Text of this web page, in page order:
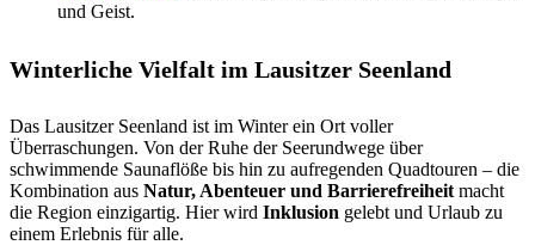
und Geist.
Winterliche Vielfalt im Lausitzer Seenland
Das Lausitzer Seenland ist im Winter ein Ort voller
Überraschungen. Von der Ruhe der Seerundwege über
schwimmende Saunaflöße bis hin zu aufregenden Quadtouren – die
Kombination aus Natur, Abenteuer und Barrierefreiheit macht
die Region einzigartig. Hier wird Inklusion gelebt und Urlaub zu
einem Erlebnis für alle.